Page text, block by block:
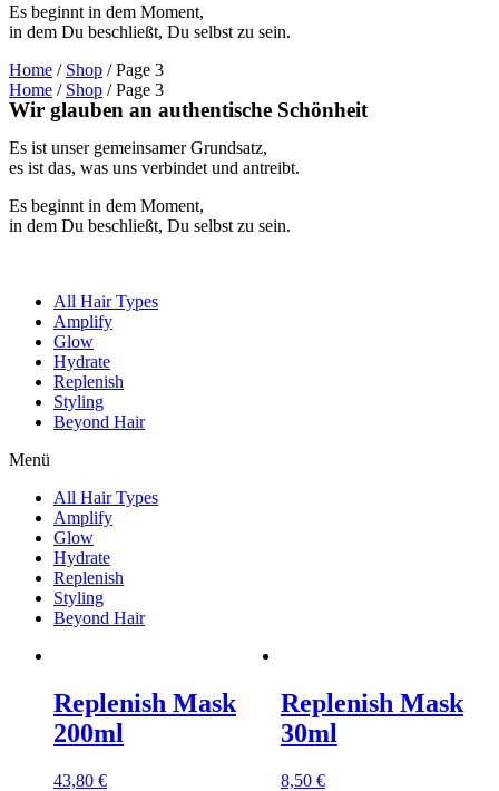
Es beginnt in dem Moment,
in dem Du beschließt, Du selbst zu sein.
Home / Shop / Page 3
Home / Shop / Page 3
Wir glauben an authentische Schönheit
Es ist unser gemeinsamer Grundsatz,
es ist das, was uns verbindet und antreibt.
Es beginnt in dem Moment,
in dem Du beschließt, Du selbst zu sein.
All Hair Types
Amplify
Glow
Hydrate
Replenish
Styling
Beyond Hair
Menü
All Hair Types
Amplify
Glow
Hydrate
Replenish
Styling
Beyond Hair
Replenish Mask
200ml
43,80 €
Replenish Mask
30ml
8,50 €